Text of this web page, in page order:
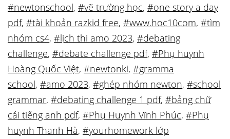
#newtonschool, #vẽ trường học, #one story a day
pdf, #tài khoản razkid free, #www.hoc10com, #tìm
nhóm cs4, #lịch thi amo 2023, #debating
challenge, #debate challenge pdf, #Phụ huynh
Hoàng Quốc Việt, #newtonki, #gramma
school, #amo 2023, #ghép nhóm newton, #school
grammar, #debating challenge 1 pdf, #bảng chữ
cái tiếng anh pdf, #Phụ Huynh Vĩnh Phúc, #Phụ
huynh Thanh Hà, #yourhomework lớp